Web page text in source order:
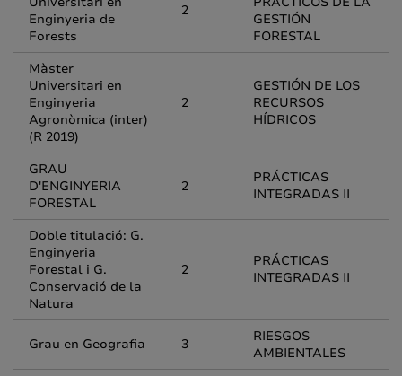
Enginyeria de
Forests
2
GESTIÓN
FORESTAL
Màster
Universitari en
Enginyeria
Agronòmica (inter)
(R 2019)
2
GESTIÓN DE LOS
RECURSOS
HÍDRICOS
GRAU
D'ENGINYERIA
FORESTAL
2
PRÁCTICAS
INTEGRADAS II
Doble titulació: G.
Enginyeria
Forestal i G.
Conservació de la
Natura
2
PRÁCTICAS
INTEGRADAS II
Grau en Geografia 3
RIESGOS
AMBIENTALES